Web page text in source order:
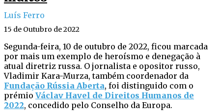
Luís Ferro
15 de Outubro de 2022
Segunda-feira, 10 de outubro de 2022, ficou marcada
por mais um exemplo de heroísmo e denegação à
atual diretriz russa. O jornalista e opositor russo,
Vladimir Kara-Murza, também coordenador da
Fundação Rússia Aberta, foi distinguido com o
prémio Václav Havel de Direitos Humanos de
2022, concedido pelo Conselho da Europa.